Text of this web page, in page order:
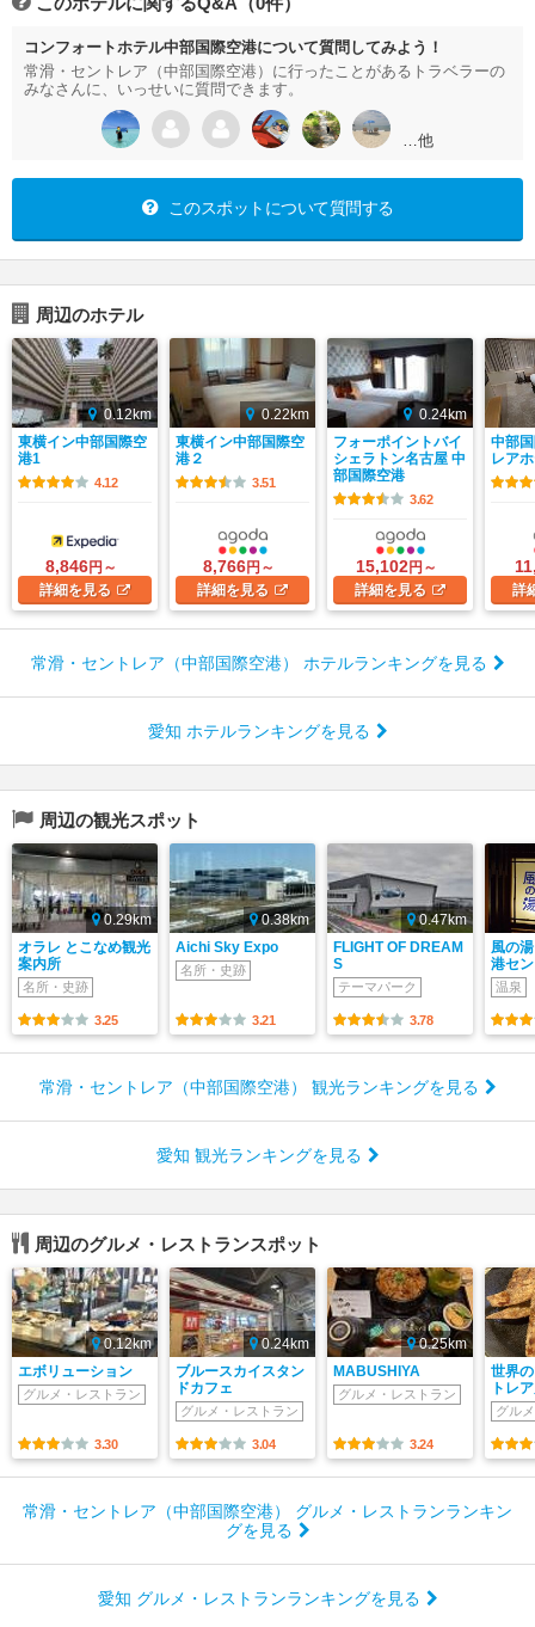
コンフォートホテル中部国際空港について質問してみよう！
常滑・セントレア（中部国際空港）に行ったことがあるトラベラーの
みなさんに、いっせいに質問できます。
…他
このスポットについて質問する
周辺のホテル
0.12km
東横イン中部国際空
港1
4.12
8,846円～
詳細を見る
0.22km
東横イン中部国際空
港２
3.51
8,766円～
詳細を見る
0.24km
フォーポイントバイ
シェラトン名古屋 中
部国際空港
3.62
15,102円～
詳細を見る
中部
レア
詳
常滑・セントレア（中部国際空港） ホテルランキングを見る
愛知 ホテルランキングを見る
周辺の観光スポット
0.29km
オラレ とこなめ観光
案内所
名所・史跡
3.25
0.38km
Aichi Sky Expo
名所・史跡
3.21
0.47km
FLIGHT OF DREAM
S
テーマパーク
3.78
風の
港セ
温泉
常滑・セントレア（中部国際空港） 観光ランキングを見る
愛知 観光ランキングを見る
周辺のグルメ・レストランスポット
0.12km
エボリューション
グルメ・レストラン
3.30
0.24km
ブルースカイスタン
ドカフェ
グルメ・レストラン
3.04
0.25km
MABUSHIYA
グルメ・レストラン
3.24
世界
トレ
グル
常滑・セントレア（中部国際空港） グルメ・レストランランキン
グを見る
愛知 グルメ・レストランランキングを見る